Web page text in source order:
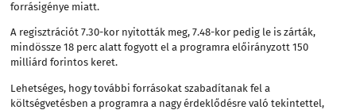
forrásigénye miatt.
A regisztrációt 7.30-kor nyitották meg, 7.48-kor pedig le is zárták,
mindössze 18 perc alatt fogyott el a programra előirányzott 150
milliárd forintos keret.
Lehetséges, hogy további forrásokat szabadítanak fel a
költségvetésben a programra a nagy érdeklődésre való tekintettel,